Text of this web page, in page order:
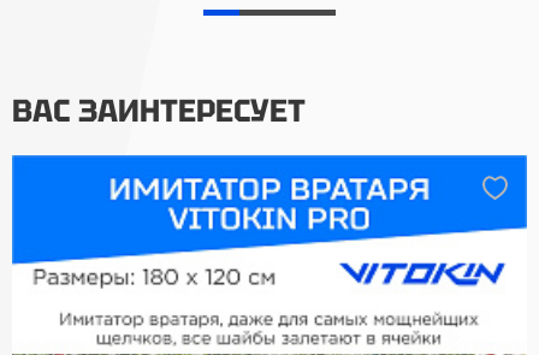
ВАС ЗАИНТЕРЕСУЕТ